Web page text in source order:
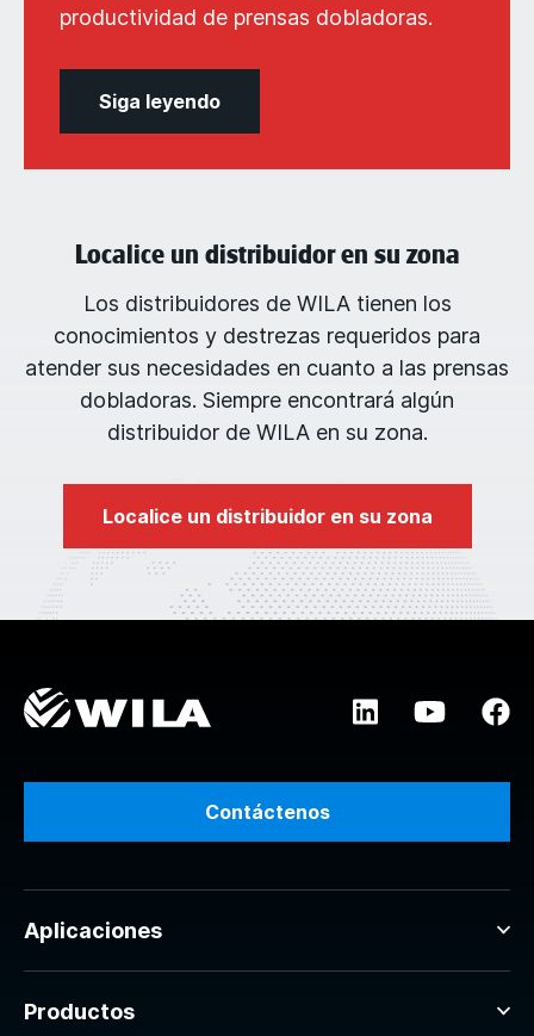
productividad de prensas dobladoras.
Siga leyendo
Localice un distribuidor en su zona
Los distribuidores de WILA tienen los
conocimientos y destrezas requeridos para
atender sus necesidades en cuanto a las prensas
dobladoras. Siempre encontrará algún
distribuidor de WILA en su zona.
Localice un distribuidor en su zona
Contáctenos
Aplicaciones
Productos